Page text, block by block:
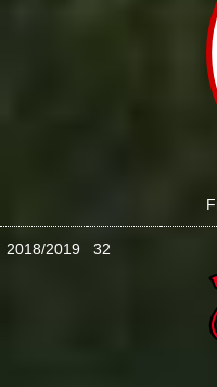
2018/2019 32